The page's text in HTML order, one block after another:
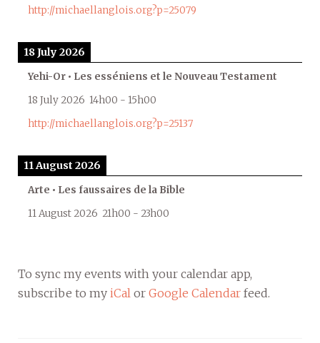
http://michaellanglois.org?p=25079
18 July 2026
Yehi-Or • Les esséniens et le Nouveau Testament
18 July 2026 14h00 - 15h00
http://michaellanglois.org?p=25137
11 August 2026
Arte • Les faussaires de la Bible
11 August 2026 21h00 - 23h00
To sync my events with your calendar app,
subscribe to my iCal or Google Calendar feed.